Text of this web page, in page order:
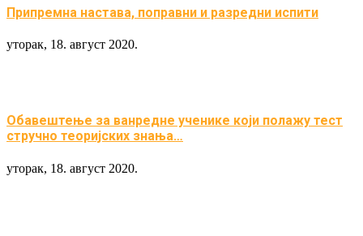
Припремна настава, поправни и разредни испити
уторак, 18. август 2020.
Обавештење за ванредне ученике који полажу тест
стручно теоријских знања…
уторак, 18. август 2020.